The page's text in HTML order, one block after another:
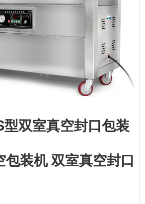
双室真空封口包装
包装机 双室真空封口